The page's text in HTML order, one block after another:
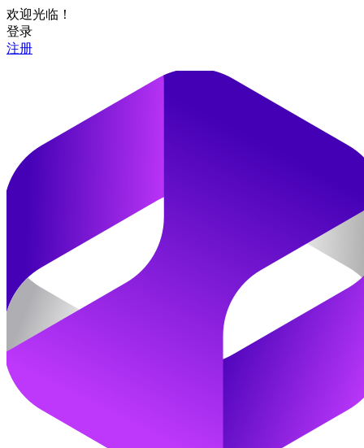
欢迎光临！
登录
注册